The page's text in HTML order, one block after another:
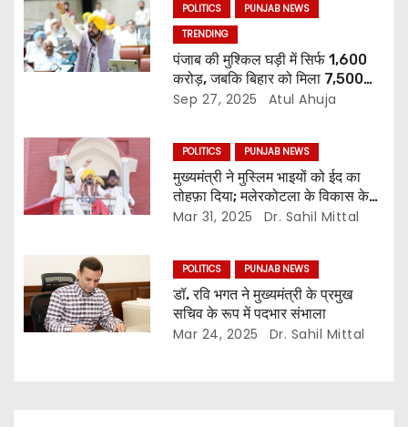
POLITICS
PUNJAB NEWS
TRENDING
पंजाब की मुश्किल घड़ी में सिर्फ 1,600
करोड़, जबकि बिहार को मिला 7,500
करोड़
Sep 27, 2025 Atul Ahuja
POLITICS PUNJAB NEWS
मुख्यमंत्री ने मुस्लिम भाइयों को ईद का
तोहफ़ा दिया; मलेरकोटला के विकास के
लिए 200 करोड़ रुपये की विकास
Mar 31, 2025 Dr. Sahil Mittal
POLITICS PUNJAB NEWS
डॉ. रवि भगत ने मुख्यमंत्री के प्रमुख
सचिव के रूप में पदभार संभाला
Mar 24, 2025 Dr. Sahil Mittal